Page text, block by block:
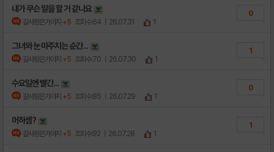
내가 무슨 말을 할 거 같나요
갈사람은가야지 +5 조회수:64 | 26.07.31 1
0
그녀와 눈 마주치는 순간...
갈사람은가야지 +5 조회수:70 | 26.07.30 1
1
수요일엔 빨간...
갈사람은가야지 +5 조회수:85 | 26.07.29 1
0
머하셈?
갈사람은가야지 +5 조회수:92 | 26.07.28 1
1